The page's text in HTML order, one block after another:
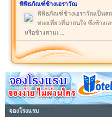
พิพิธภัณฑ์ช้างเอราวัณ
พิพิธภัณฑ์ช้างเอราวัณเป็นส
ท่องเที่ยวที่น่าสนใจ ซึ่งช้างเ
หรือช้างสามเ ...
จองโรงแรม